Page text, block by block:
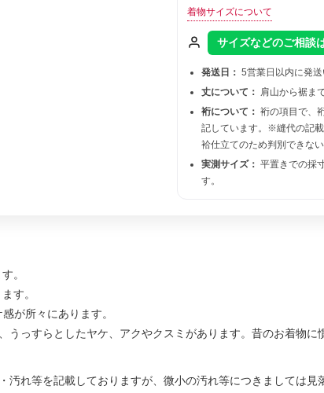
着物サイズについて
サイズなどのご相談
発送日： 5営業日以内に発送
丈について： 肩山から裾ま
裄について： 裄の項目で、
記しています。※縫代の記
袷仕立てのため判別できない
実測サイズ： 平置きでの採
す。
。
す。
が所々にあります。
うっすらとしたヤケ、アクやクスミがあります。昔のお着物に
汚れ等を記載しておりますが、微小の汚れ等につきましては